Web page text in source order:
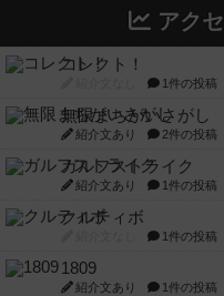
アク
コレクト！
1件の投稿
無限まちがいさがし
紹介文あり 2件の投稿
ガルフストライク
紹介文あり 1件の投稿
クルティボ
1件の投稿
1809
紹介文あり 1件の投稿